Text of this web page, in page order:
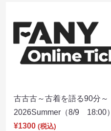
古古古～古着を語る90分～
2026Summer（8/9 18:00）
¥1300 (税込)